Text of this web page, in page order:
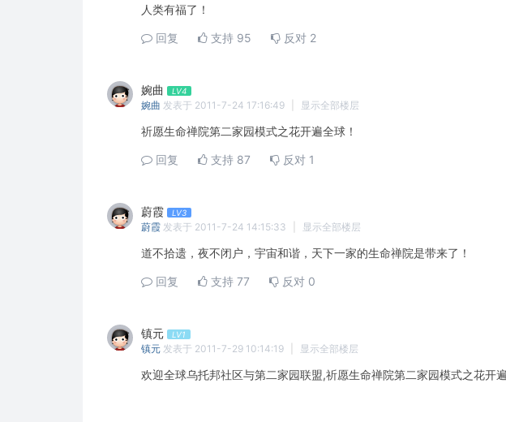
人类有福了！
回复 支持 95 反对 2
婉曲 LV4
婉曲 发表于 2011-7-24 17:16:49 显示全部楼层
祈愿生命禅院第二家园模式之花开遍全球！
回复 支持 87 反对 1
蔚霞 LV3
蔚霞 发表于 2011-7-24 14:15:33 显示全部楼层
道不拾遗，夜不闭户，宇宙和谐，天下一家的生命禅院是带来了！
回复 支持 77 反对 0
镇元 LV1
镇元 发表于 2011-7-29 10:14:19 显示全部楼层
欢迎全球乌托邦社区与第二家园联盟,祈愿生命禅院第二家园模式之花开遍